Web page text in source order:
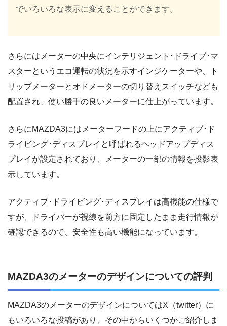
でいろいろな表示に変えることができます。
さらにはメーターの中央にインテリジェント･ドライブ･マ
スターというエコ運転の状況を示すインジケーターや、ト
リップメーターとオドメーターの切り替えスイッチなども
配置され、使い勝手の良いメーターに仕上がっています。
さらにMAZDA3にはメーターフードの上にアクティブ･ド
ライビング･ディスプレイと呼ばれるヘッドアップディス
プレイが設定されており、メーターの一部の情報を投影表
示しています。
アクティブ･ドライビング･ディスプレイは高機能の仕様で
すが、ドライバーが視線を前方に固定したまま走行情報が
確認できるので、安全性も高い機能になっています。
MAZDA3のメーターのデザインについての評判
MAZDA3のメーターのデザインについてはX（twitter）に
もいろいろな投稿があり、その中からいくつかご紹介しま